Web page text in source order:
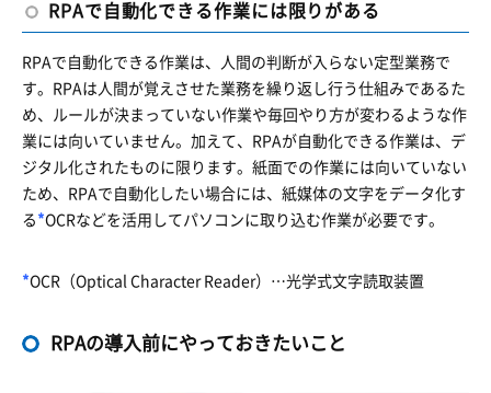
RPAで自動化できる作業には限りがある
RPAで自動化できる作業は、人間の判断が入らない定型業務で
す。RPAは人間が覚えさせた業務を繰り返し行う仕組みであるた
め、ルールが決まっていない作業や毎回やり方が変わるような作
業には向いていません。加えて、RPAが自動化できる作業は、デ
ジタル化されたものに限ります。紙面での作業には向いていない
ため、RPAで自動化したい場合には、紙媒体の文字をデータ化す
る *OCRなどを活用してパソコンに取り込む作業が必要です。
*OCR（Optical Character Reader）…光学式文字読取装置
RPAの導入前にやっておきたいこと